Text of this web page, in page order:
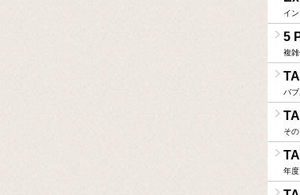
イ
5
複
バ
そ
年